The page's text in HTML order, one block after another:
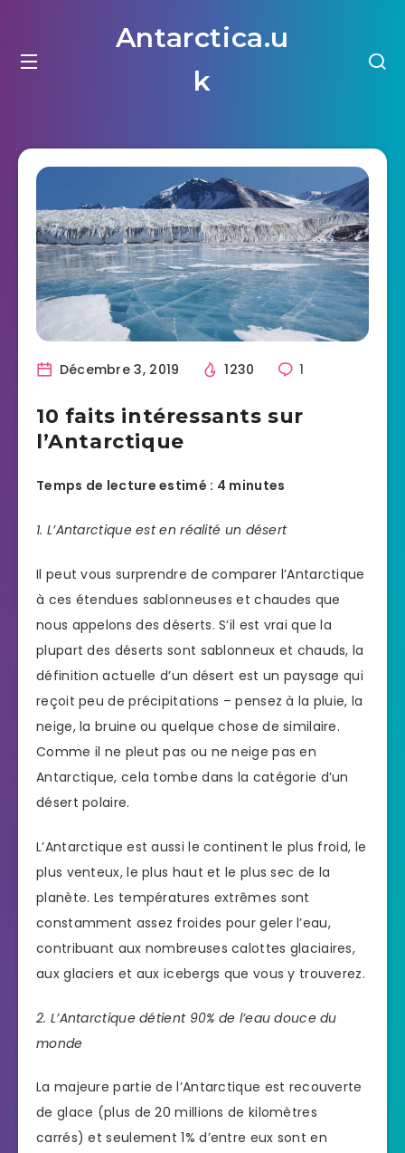
Antarctica.u
k
Décembre 3, 2019 1230 1
10 faits intéressants sur
l’Antarctique
Temps de lecture estimé : 4 minutes
1. L’Antarctique est en réalité un désert
Il peut vous surprendre de comparer l’Antarctique
à ces étendues sablonneuses et chaudes que
nous appelons des déserts. S’il est vrai que la
plupart des déserts sont sablonneux et chauds, la
définition actuelle d’un désert est un paysage qui
reçoit peu de précipitations – pensez à la pluie, la
neige, la bruine ou quelque chose de similaire.
Comme il ne pleut pas ou ne neige pas en
Antarctique, cela tombe dans la catégorie d’un
désert polaire.
L’Antarctique est aussi le continent le plus froid, le
plus venteux, le plus haut et le plus sec de la
planète. Les températures extrêmes sont
constamment assez froides pour geler l’eau,
contribuant aux nombreuses calottes glaciaires,
aux glaciers et aux icebergs que vous y trouverez.
2. L’Antarctique détient 90% de l’eau douce du
monde
La majeure partie de l’Antarctique est recouverte
de glace (plus de 20 millions de kilomètres
carrés) et seulement 1% d’entre eux sont en